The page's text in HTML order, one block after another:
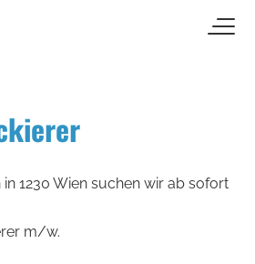
1230 Wien suchen wir ab sofort
m/w.